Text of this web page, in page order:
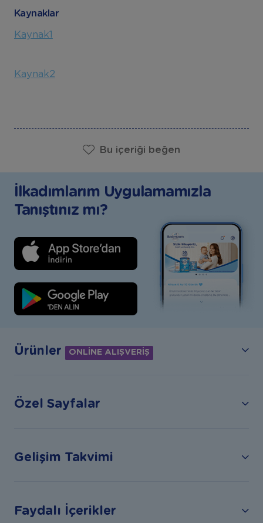
Kaynaklar
Kaynak1
Kaynak2
Bu içeriği beğen
İlkadımlarım Uygulamamızla
Tanıştınız mı?
Ürünler ONLİNE ALIŞVERİŞ
Özel Sayfalar
Gelişim Takvimi
Faydalı İçerikler